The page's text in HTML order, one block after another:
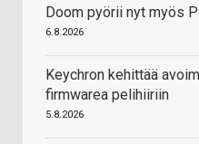
Doom pyörii nyt myös
6.8.2026
Keychron kehittää
firmwarea pelihiiriin
5.8.2026